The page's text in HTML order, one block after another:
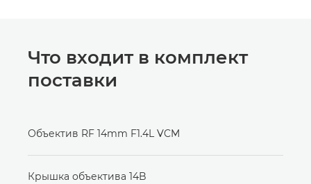
Что входит в комплект
поставки
Объектив RF 14mm F1.4L VCM
Крышка объектива 14B